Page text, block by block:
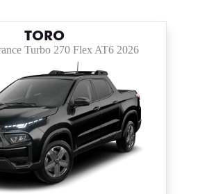
TORO
Turbo 270 Flex AT6 2026